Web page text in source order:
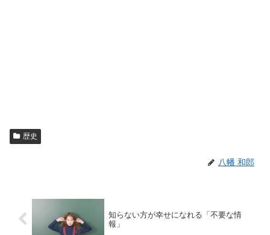
歴史
八幡 和郎
知らない方が幸せになれる「不要な情
報」